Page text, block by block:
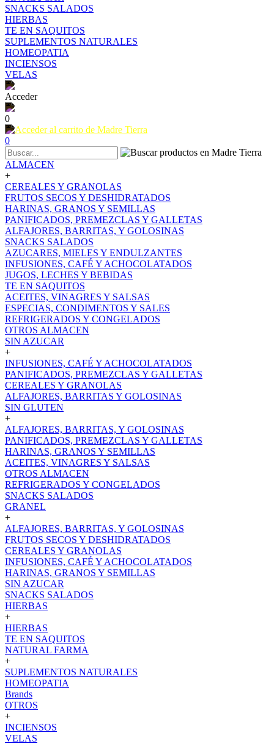
SNACKS SALADOS
HIERBAS
TE EN SAQUITOS
SUPLEMENTOS NATURALES
HOMEOPATIA
INCIENSOS
VELAS
Acceder
0
0
ALMACEN
+
CEREALES Y GRANOLAS
FRUTOS SECOS Y DESHIDRATADOS
HARINAS, GRANOS Y SEMILLAS
PANIFICADOS, PREMEZCLAS Y GALLETAS
ALFAJORES, BARRITAS, Y GOLOSINAS
SNACKS SALADOS
AZUCARES, MIELES Y ENDULZANTES
INFUSIONES, CAFÉ Y ACHOCOLATADOS
JUGOS, LECHES Y BEBIDAS
TE EN SAQUITOS
ACEITES, VINAGRES Y SALSAS
ESPECIAS, CONDIMENTOS Y SALES
REFRIGERADOS Y CONGELADOS
OTROS ALMACEN
SIN AZUCAR
+
INFUSIONES, CAFÉ Y ACHOCOLATADOS
PANIFICADOS, PREMEZCLAS Y GALLETAS
CEREALES Y GRANOLAS
ALFAJORES, BARRITAS Y GOLOSINAS
SIN GLUTEN
+
ALFAJORES, BARRITAS, Y GOLOSINAS
PANIFICADOS, PREMEZCLAS Y GALLETAS
HARINAS, GRANOS Y SEMILLAS
ACEITES, VINAGRES Y SALSAS
OTROS ALMACEN
REFRIGERADOS Y CONGELADOS
SNACKS SALADOS
GRANEL
+
ALFAJORES, BARRITAS, Y GOLOSINAS
FRUTOS SECOS Y DESHIDRATADOS
CEREALES Y GRANOLAS
INFUSIONES, CAFÉ Y ACHOCOLATADOS
HARINAS, GRANOS Y SEMILLAS
SIN AZUCAR
SNACKS SALADOS
HIERBAS
+
HIERBAS
TE EN SAQUITOS
NATURAL FARMA
+
SUPLEMENTOS NATURALES
HOMEOPATIA
Brands
OTROS
+
INCIENSOS
VELAS